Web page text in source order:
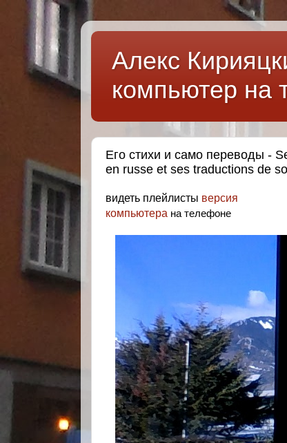
Алекс
компьютер на
Его стихи и само переводы -
en russe et ses traductions de
видеть плейлисты версия
компьютера на телефоне